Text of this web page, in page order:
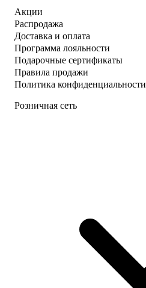
Акции
Распродажа
Доставка и оплата
Программа лояльности
Подарочные сертификаты
Правила продажи
Политика конфиденциальности
Розничная сеть